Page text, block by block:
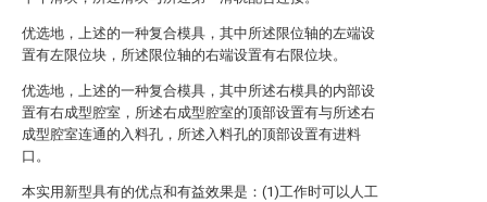
优选地，上述的一种复合模具，其中所述限位轴的左端设
置有左限位块，所述限位轴的右端设置有右限位块。
优选地，上述的一种复合模具，其中所述右模具的内部设
置有右成型腔室，所述右成型腔室的顶部设置有与所述右
成型腔室连通的入料孔，所述入料孔的顶部设置有进料
口。
本实用新型具有的优点和有益效果是：(1)工作时可以人工